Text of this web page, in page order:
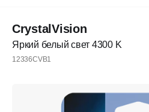
CrystalVision
Яркий белый свет 4300 K
12336CVB1